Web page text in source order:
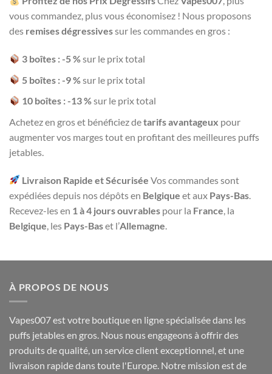
vous commandez, plus vous économisez ! Nous proposons
des remises dégressivessur les commandes en gros :
3 boîtes : -5 %sur le prix total
5 boîtes : -9 %sur le prix total
10 boîtes : -13 %sur le prix total
Achetez en gros et bénéficiez detarifs avantageux pour
augmenter vos marges tout en profitant des meilleures puffs
jetables.
Livraison Rapide et Sécurisée Vos commandes sont
expédiées depuis nos dépôts en Belgique et aux Pays-Bas
Recevez-les en 1 à 4 jours ouvrables pour la France , la
Belgique , les Pays-Baset l’Allemagne
À PROPOS DE NOUS
Vapes007 est votre boutique en ligne spécialisée dans les
puffs jetables en gros. Nous nous engageons à offrir des
produits de qualité, un service client exceptionnel, et une
livraison rapide dans toute l'Europe. Notre mission est de